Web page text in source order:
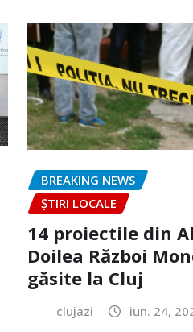
BREAKING NEWS
ȘTIRI LOCALE
14 proiectile din Al
Doilea Război
găsite la Cluj
clujazi iun. 24,